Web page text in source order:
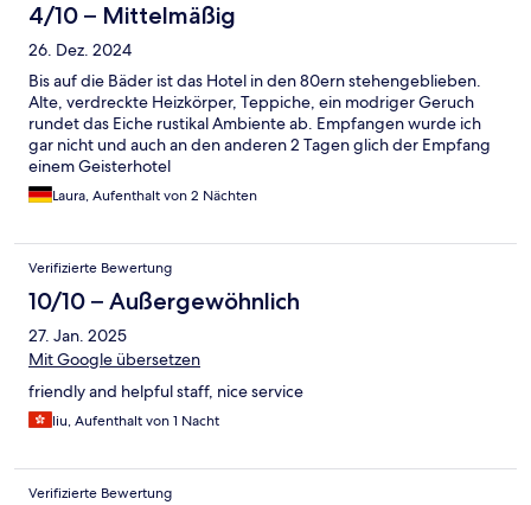
4/10 – Mittelmäßig
26. Dez. 2024
Bis auf die Bäder ist das Hotel in den 80ern stehengeblieben.
Alte, verdreckte Heizkörper, Teppiche, ein modriger Geruch
rundet das Eiche rustikal Ambiente ab. Empfangen wurde ich
gar nicht und auch an den anderen 2 Tagen glich der Empfang
einem Geisterhotel
Laura, Aufenthalt von 2 Nächten
Verifizierte Bewertung
10/10 – Außergewöhnlich
27. Jan. 2025
Mit Google übersetzen
friendly and helpful staff, nice service
liu, Aufenthalt von 1 Nacht
Verifizierte Bewertung